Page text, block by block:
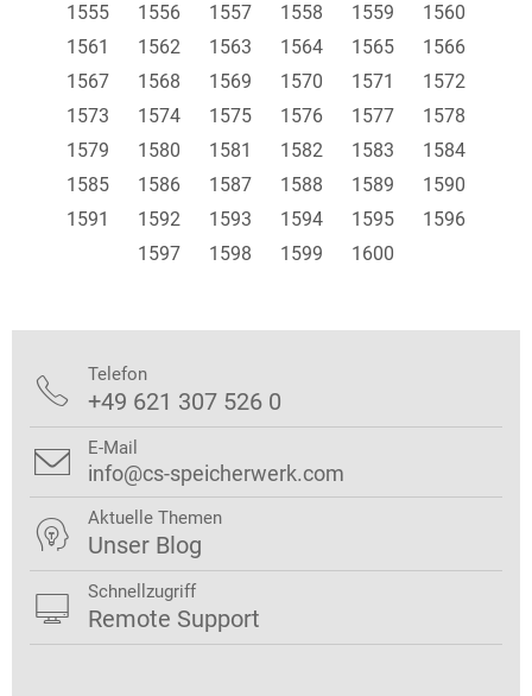
1555
1556 1557 1558 1559
1560
1561
1562 1563 1564 1565
1566
1567
1568 1569 1570 1571
1572
1573
1574 1575 1576 1577
1578
1579
1580 1581 1582 1583
1584
1585
1586 1587 1588 1589
1590
1591
1592 1593 1594 1595
1596
1597
1598 1599 1600
 Telefon
+49 621 307 526 0
 E-Mail
info@cs-speicherwerk.com
 Aktuelle Themen
Unser Blog
 Schnellzugriff
Remote Support